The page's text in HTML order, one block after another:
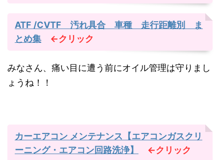
ATF /CVTF 汚れ具合 車種 走行距離別 ま
とめ集
←クリック
みなさん、痛い目に遭う前にオイル管理は守りまし
ょうね！！
カーエアコン メンテナンス【エアコンガスクリ
ーニング・エアコン回路洗浄】
←クリック